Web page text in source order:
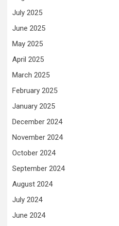
July 2025
June 2025
May 2025
April 2025
March 2025
February 2025
January 2025
December 2024
November 2024
October 2024
September 2024
August 2024
July 2024
June 2024